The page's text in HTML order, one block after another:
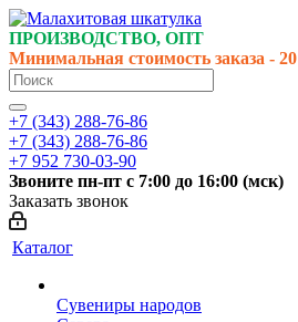
ПРОИЗВОДСТВО, ОПТ
Минимальная стоимость заказа -
+7 (343) 288-76-86
+7 (343) 288-76-86
+7 952 730-03-90
Звоните пн-пт с 7:00 до 16:00 (мск)
Заказать звонок
Каталог
Сувениры народов